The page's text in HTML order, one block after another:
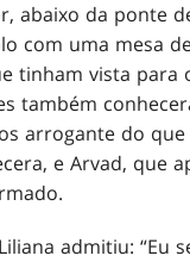
abaixo da ponte
com uma mesa
tinham vista para
também
arrogante do
e Arvad, que
admitiu: “Eu